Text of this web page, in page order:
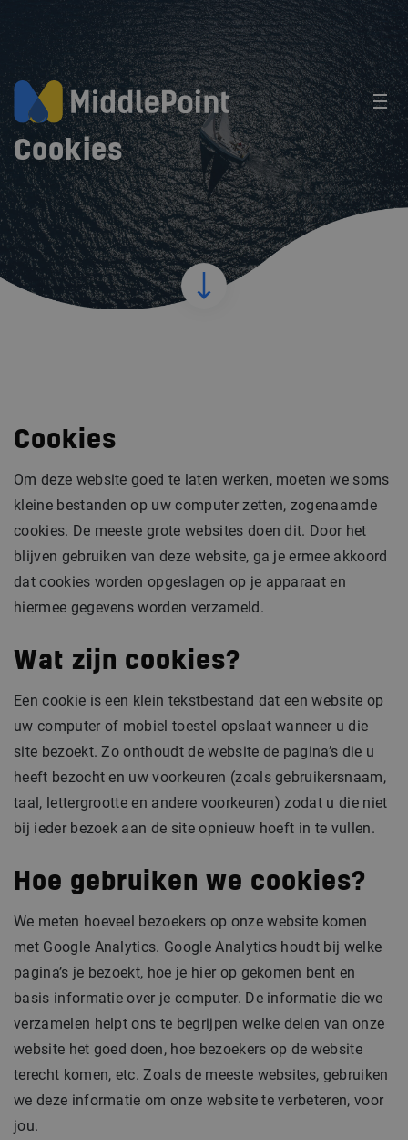
Cookies
Cookies
Om deze website goed te laten werken, moeten we soms
kleine bestanden op uw computer zetten, zogenaamde
cookies. De meeste grote websites doen dit. Door het
blijven gebruiken van deze website, ga je ermee akkoord
dat cookies worden opgeslagen op je apparaat en
hiermee gegevens worden verzameld.
Wat zijn cookies?
Een cookie is een klein tekstbestand dat een website op
uw computer of mobiel toestel opslaat wanneer u die
site bezoekt. Zo onthoudt de website de pagina’s die u
heeft bezocht en uw voorkeuren (zoals gebruikersnaam,
taal, lettergrootte en andere voorkeuren) zodat u die niet
bij ieder bezoek aan de site opnieuw hoeft in te vullen.
Hoe gebruiken we cookies?
We meten hoeveel bezoekers op onze website komen
met Google Analytics. Google Analytics houdt bij welke
pagina’s je bezoekt, hoe je hier op gekomen bent en
basis informatie over je computer. De informatie die we
verzamelen helpt ons te begrijpen welke delen van onze
website het goed doen, hoe bezoekers op de website
terecht komen, etc. Zoals de meeste websites, gebruiken
we deze informatie om onze website te verbeteren, voor
jou.